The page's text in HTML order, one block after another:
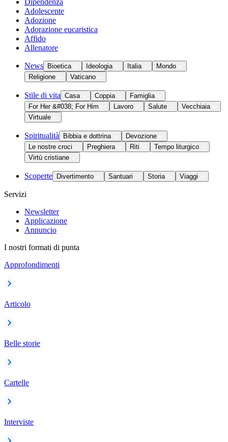
Dipendenza
Adolescente
Adozione
Adorazione eucaristica
Affido
Allenatore
News Bioetica Ideologia Italia
Mondo
Religione
Vaticano
Stile di vita Casa Coppia
Famiglia
For Her &#038; For Him
Lavoro Salute
Vecchiaia
Virtuale
Spiritualità Bibbia e dottrina
Devozione
Le nostre croci
Preghiera Riti
Tempo liturgico
Virtù cristiane
Scoperte Divertimento Santuari Storia Viaggi
Servizi
Newsletter
Applicazione
Annuncio
I nostri formati di punta
Approfondimenti
Articolo
Belle storie
Cartelle
Interviste